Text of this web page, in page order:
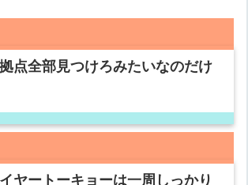
点全部見つけろみたいなのだけ
ヤートーキョーは一周しっかり